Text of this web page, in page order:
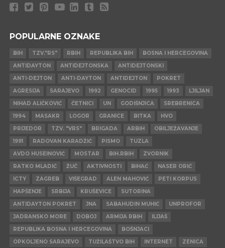
POPULARNE OZNAKE
BIH TZV."RS" RBIH REPUBLIKA BIH
BOSNA I HERCEGOVINA
ANTIDAYTON
ANTIDEJTONSKA
ANTIDEJTONSKI
ANTI-DEJTON
ANTI-DAYTON ANTIDEJTON
POKRET
AGRESIJA
SARAJEVO 1992 GENOCID 1995 1993
LJILJAN
NIHAD ALIČKOVIĆ
ČETNICI UN GODIŠNJICA
SREBRENICA
1994
MASAKR LOGOR GRANICE BITKA
HVO
PRIJEDOR
TZV. "VRS" BRIGADA ARBIH
OBILJEŽAVANJE
1991
RADOVAN KARADŽIĆ PISMO
TUZLA
AVDO HUSEINOVIĆ
MOSTAR BIH.RBIH
ZVORNIK
RATKO MLADIĆ
ŽUČ AKTIVNOSTI BIHAĆ
NASER ORIĆ
ICTY
ZAGREB VIŠEGRAD ALEN MAHOVIĆ
PETI KORPUS
HAPŠENJE
SRBIJA KRUŠEVICE
SUTORINA
ANTIDAYTON POKRET
JNA SABAHUDIN MUHIĆ
UNPROFOR
JADRANSKO MORE
DOBOJ ARMIJA RBIH
ILIJAŠ
REPUBLIKA BOSNA I HERCEGOVINA
BOŠNJACI
OPKOLJENO SARAJEVO
TUŽILAŠTVO BIH INTERNET
ZENICA